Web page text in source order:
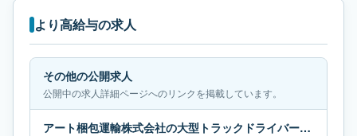
より高給与の求人
その他の公開求人
公開中の求人詳細ページへのリンクを掲載しています。
アート梱包運輸株式会社の大型トラックドライバー求人｜長野県東御市｜月給37万円